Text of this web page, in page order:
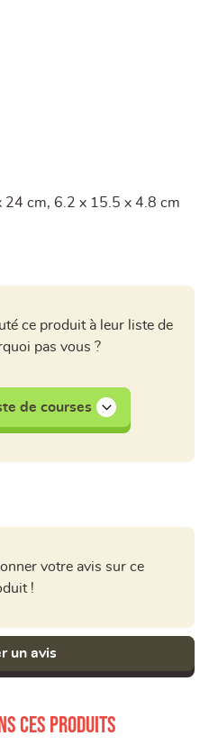
cm, 6.2 x 15.5 x 4.8 cm
ce produit à leur liste de
pas vous ?
de courses
votre avis sur ce
!
un avis
ces produits